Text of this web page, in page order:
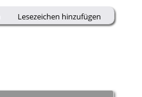
Lesezeichen hinzufügen